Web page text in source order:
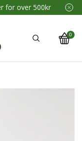
for over 500kr
0